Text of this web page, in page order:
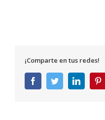
¡Comparte en tus redes!
FacebookTwitterLinkedIn